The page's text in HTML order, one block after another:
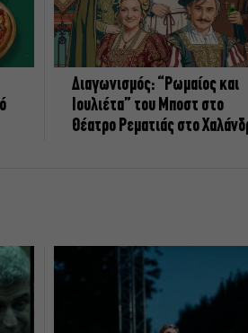
Διαγωνισμός: “Ρωμαίος και
Ιουλιέτα” του Μποστ στο
Θέατρο Ρεματιάς στο